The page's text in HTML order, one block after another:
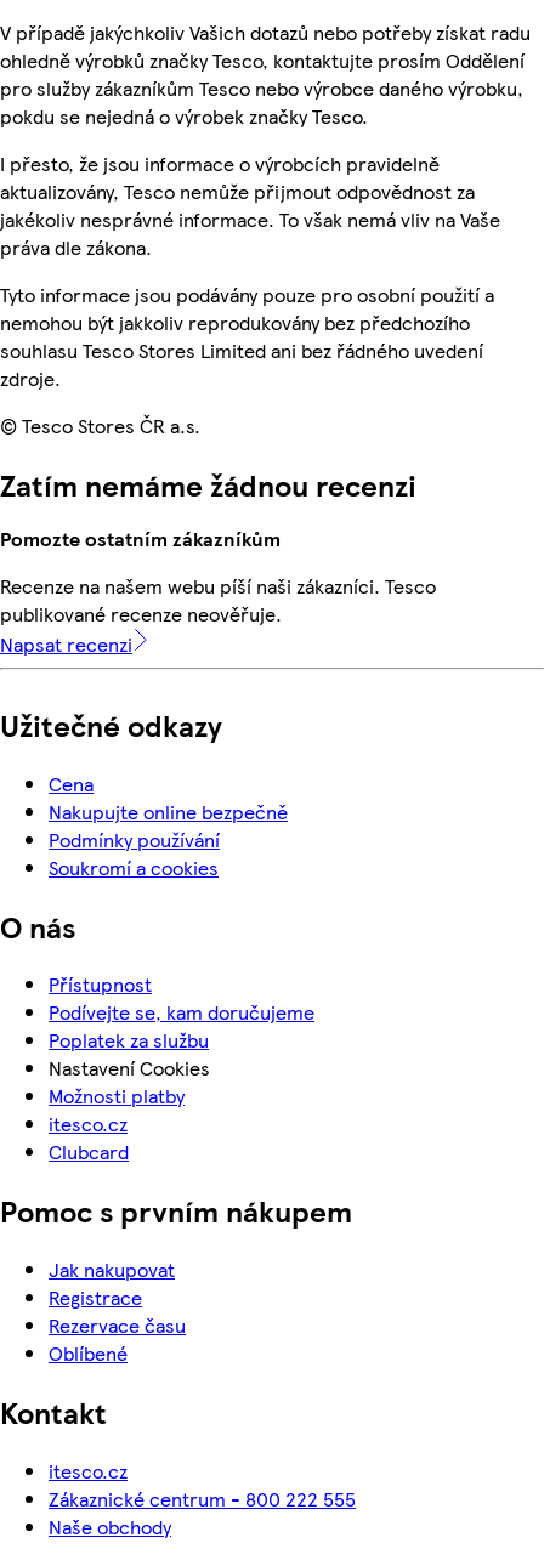
V případě jakýchkoliv Vašich dotazů nebo potřeby získat radu
ohledně výrobků značky Tesco, kontaktujte prosím Oddělení
pro služby zákazníkům Tesco nebo výrobce daného výrobku,
pokdu se nejedná o výrobek značky Tesco.
I přesto, že jsou informace o výrobcích pravidelně
aktualizovány, Tesco nemůže přijmout odpovědnost za
jakékoliv nesprávné informace. To však nemá vliv na Vaše
práva dle zákona.
Tyto informace jsou podávány pouze pro osobní použití a
nemohou být jakkoliv reprodukovány bez předchozího
souhlasu Tesco Stores Limited ani bez řádného uvedení
zdroje.
© Tesco Stores ČR a.s.
Zatím nemáme žádnou recenzi
Pomozte ostatním zákazníkům
Recenze na našem webu píší naši zákazníci. Tesco
publikované recenze neověřuje.
Napsat recenzi
Užitečné odkazy
Cena
Nakupujte online bezpečně
Podmínky používání
Soukromí a cookies
O nás
Přístupnost
Podívejte se, kam doručujeme
Poplatek za službu
Nastavení Cookies
Možnosti platby
itesco.cz
Clubcard
Pomoc s prvním nákupem
Jak nakupovat
Registrace
Rezervace času
Oblíbené
Kontakt
itesco.cz
Zákaznické centrum - 800 222 555
Naše obchody